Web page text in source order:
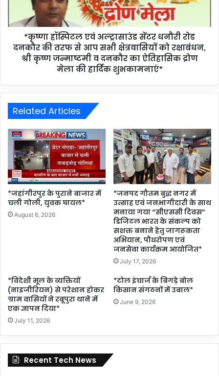
*कृष्णा हॉस्पिटल एवं अल्ट्रासाउंड सेंटर धनौरी रोड
दनकौर की तरफ से आप सभी क्षेत्रवासियों को रक्षाबंधन,
श्री कृष्ण जन्माष्टमी व दनकौर का ऐतिहासिक द्रोण
मेला की हार्दिक शुभकामनाएं*
Related Articles
*जहांगीरपुर के पुराने बाजार में
चली गोली, युवक घायल*
August 6, 2026
*जनपद गौतम बुद्ध नगर में
उत्साह एवं जनभागीदारी के साथ
मनाया गया “सीएससी दिवस”
डिजिटल भारत के संकल्प को
सशक्त बनाने हेतु जागरूकता
अभियान, पौधरोपण एवं
जनसेवा कार्यक्रम आयोजित*
July 17, 2026
*विदेशी मूल के व्यक्तियों
(नाइजीरियन) से परेशान होकर
ग्राम वासियों ने रबूपुरा थाने में
एक ज्ञापन दिया*
July 11, 2026
*टोल इंचार्ज के बिगड़े बोल
किसान संगठनों में उबाल*
June 9, 2026
Recent Tech News